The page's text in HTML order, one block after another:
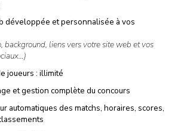
développée et personnalisée à vos
background, liens vers votre site web et vos
joueurs : illimité
et gestion complète du concours
automatiques des matchs, horaires, scores,